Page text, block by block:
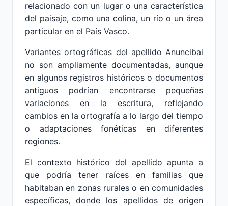
relacionado con un lugar o una característica
del paisaje, como una colina, un río o un área
particular en el País Vasco.
Variantes ortográficas del apellido Anuncibai
no son ampliamente documentadas, aunque
en algunos registros históricos o documentos
antiguos podrían encontrarse pequeñas
variaciones en la escritura, reflejando
cambios en la ortografía a lo largo del tiempo
o adaptaciones fonéticas en diferentes
regiones.
El contexto histórico del apellido apunta a
que podría tener raíces en familias que
habitaban en zonas rurales o en comunidades
específicas, donde los apellidos de origen